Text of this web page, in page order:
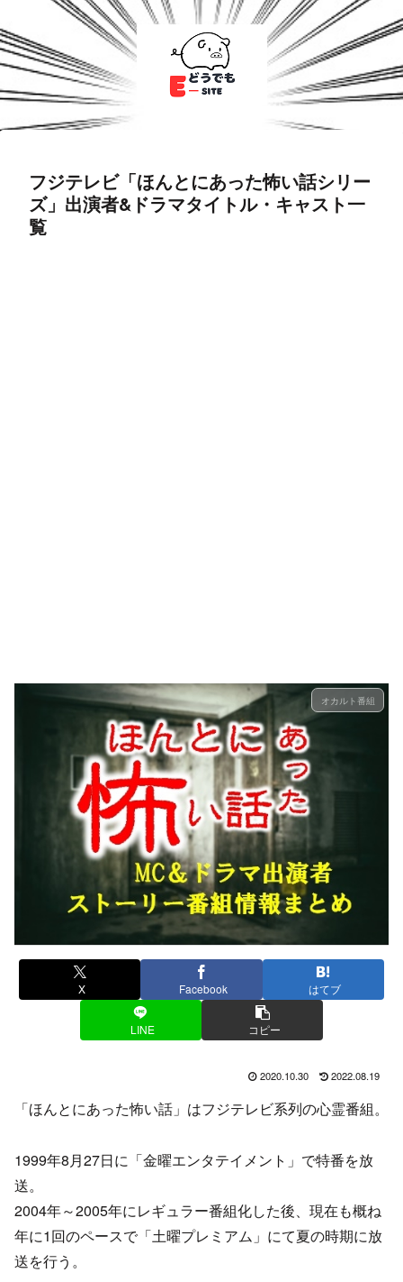
フジテレビ「ほんとにあった怖い話シリー
ズ」出演者&ドラマタイトル・キャスト一
覧
オカルト番組
X Facebook はてブ
LINE コピー
2020.10.30 2022.08.19
「ほんとにあった怖い話」はフジテレビ系列の心霊番組。
1999年8月27日に「金曜エンタテイメント」で特番を放
送。
2004年～2005年にレギュラー番組化した後、現在も概ね
年に1回のペースで「土曜プレミアム」にて夏の時期に放
送を行う。